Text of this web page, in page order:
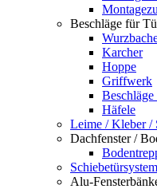
Beschläge für
Karcher
Hoppe
Griffwerk
Häfele
Leime / Kleber /
Dachfenster /
Alu-